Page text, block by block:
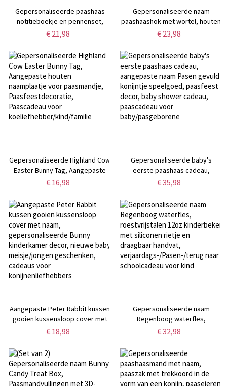
Gepersonaliseerde paashaas
notitieboekje en pennenset,
aangepaste naam schattig konijn
paasmandvuller, paasfeest gunst
voor studenten/kinderen
€ 21,98
Gepersonaliseerde naam
paashaashok met wortel, houten
paaskonijnenkooidecoratie,
paasmand/feestcadeau voor
jongen/meisje/kinderen
€ 23,98
Gepersonaliseerde Highland Cow
Easter Bunny Tag, Aangepaste
houten naamplaatje voor
Paasfeestdecoratie, Paascadeau
voor koeliefhebber/kind/familie
€ 16,98
Gepersonaliseerde baby's
eerste paashaas cadeau,
aangepaste naam Pasen gevuld
decor, baby shower cadeau,
paascadeau voor
baby/pasgeborene
€ 35,98
Aangepaste Peter Rabbit kussen
gooien kussensloop cover met
naam, gepersonaliseerde Bunny
meisje/jongen geschenken,
cadeaus voor
konijnenliefhebbers
€ 18,98
Gepersonaliseerde naam
Regenboog waterfles,
roestvrijstalen 12oz kinderbeker
handvat,
verjaardags-/Pasen-/terug naar
schoolcadeau voor kind
€ 32,98